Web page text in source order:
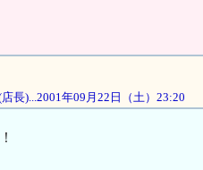
店長)...2001年09月22日（土）23:20